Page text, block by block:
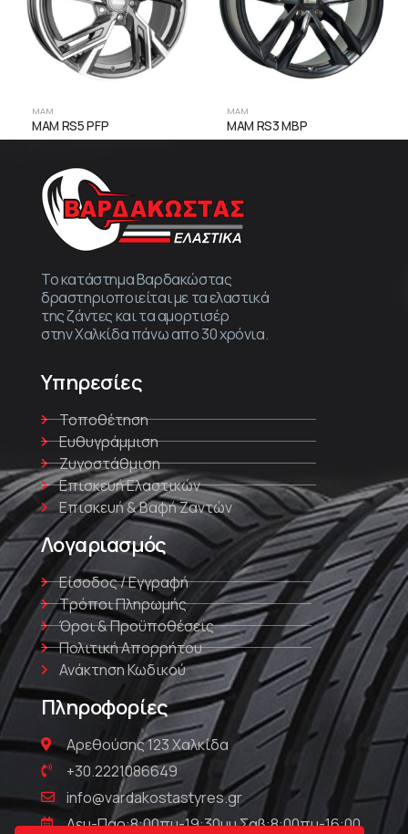
MAM
MAM RS5 PFP
MAM
MAM RS3 MBP
Το κατάστημα Βαρδακώστας
δραστηριοποιείται με τα ελαστικά
της ζάντες και τα αμορτισέρ
στην Χαλκίδα πάνω απο 30 χρόνια.
Υπηρεσίες
Τοποθέτηση
Ευθυγράμμιση
Ζυγοστάθμιση
Επισκευή Ελαστικών
Επισκευή & Βαφή Ζαντών
Λογαριασμός
Είσοδος / Εγγραφή
Τρόποι Πληρωμής
Όροι & Προϋποθέσεις
Πολιτική Απορρήτου
Ανάκτηση Κωδικού
Πληροφορίες
Αρεθούσης 123 Χαλκίδα
+30.2221086649
info@vardakostastyres.gr
Δευ-Παρ:8:00πμ-19:30μμ Σαβ:8:00πμ-16:00